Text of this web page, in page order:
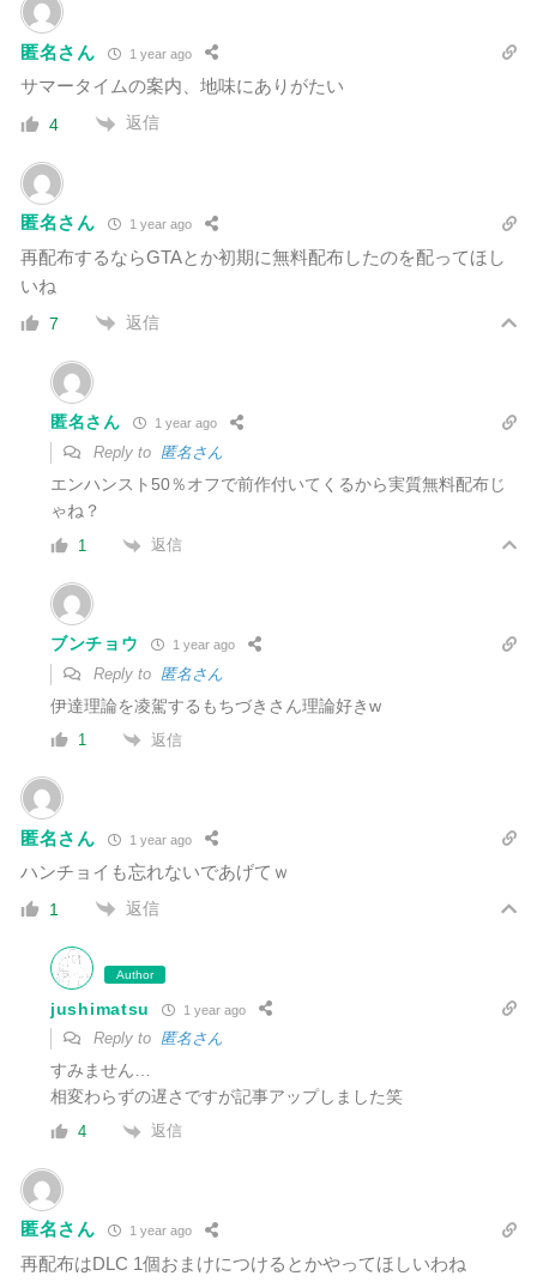
匿名さん 1 year ago
サマータイムの案内、地味にありがたい
4 返信
匿名さん 1 year ago
再配布するならGTAとか初期に無料配布したのを配ってほし
いね
7 返信
匿名さん 1 year ago
Reply to 匿名さん
エンハンスト50％オフで前作付いてくるから実質無料配布じ
ゃね？
1 返信
ブンチョウ 1 year ago
Reply to 匿名さん
伊達理論を凌駕するもちづきさん理論好きw
1 返信
匿名さん 1 year ago
ハンチョイも忘れないであげてｗ
1 返信
Author
jushimatsu 1 year ago
Reply to 匿名さん
すみません…
相変わらずの遅さですが記事アップしました笑
4 返信
匿名さん 1 year ago
再配布はDLC 1個おまけにつけるとかやってほしいわね